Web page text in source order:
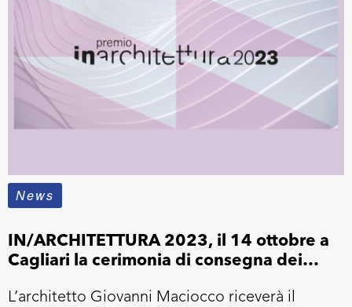
News
IN/ARCHITETTURA 2023, il 14 ottobre a
Cagliari la cerimonia di consegna dei
L’architetto Giovanni Maciocco riceverà il